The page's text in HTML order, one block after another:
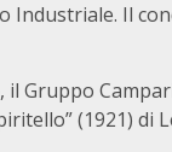
Industriale. Il
Gruppo
(1921) di